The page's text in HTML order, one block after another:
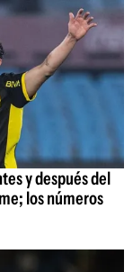
y después del
los números